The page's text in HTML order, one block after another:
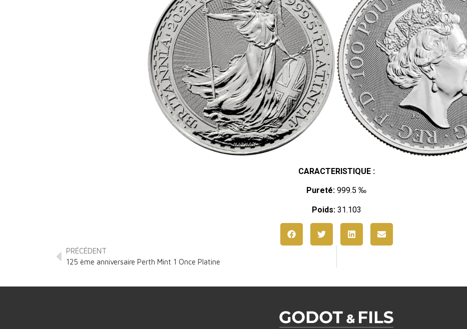
CARACTERISTIQUE :
Pureté: 999.5 ‰
Poids:31.103
PRÉCÉDENT
125 ème anniversaire Perth Mint 1 Once Platine